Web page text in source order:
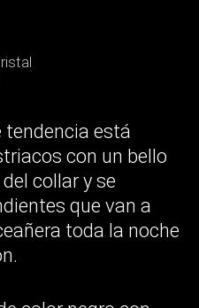
tendencia está
con un bello
collar y se
que van a
toda la noche